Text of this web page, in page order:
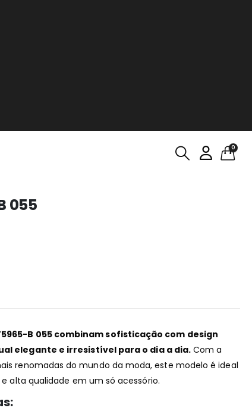
0
055
B 055 combinam sofisticação com design
elegante e irresistível para o dia a dia. Com a
renomadas do mundo da moda, este modelo é ideal
alta qualidade em um só acessório.